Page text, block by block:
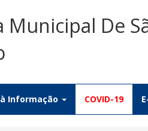
De
Informação COVID-19